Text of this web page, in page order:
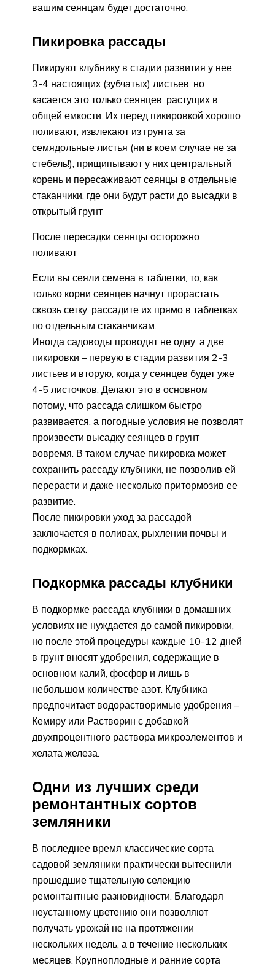
вашим сеянцам будет достаточно.
Пикировка рассады
Пикируют клубнику в стадии развития у нее
3-4 настоящих (зубчатых) листьев, но
касается это только сеянцев, растущих в
общей емкости. Их перед пикировкой хорошо
поливают, извлекают из грунта за
семядольные листья (ни в коем случае не за
стебель!), прищипывают у них центральный
корень и пересаживают сеянцы в отдельные
стаканчики, где они будут расти до высадки в
открытый грунт
После пересадки сеянцы осторожно
поливают
Если вы сеяли семена в таблетки, то, как
только корни сеянцев начнут прорастать
сквозь сетку, рассадите их прямо в таблетках
по отдельным стаканчикам.
Иногда садоводы проводят не одну, а две
пикировки – первую в стадии развития 2-3
листьев и вторую, когда у сеянцев будет уже
4-5 листочков. Делают это в основном
потому, что рассада слишком быстро
развивается, а погодные условия не позволят
произвести высадку сеянцев в грунт
вовремя. В таком случае пикировка может
сохранить рассаду клубники, не позволив ей
перерасти и даже несколько притормозив ее
развитие.
После пикировки уход за рассадой
заключается в поливах, рыхлении почвы и
подкормках.
Подкормка рассады клубники
В подкормке рассада клубники в домашних
условиях не нуждается до самой пикировки,
но после этой процедуры каждые 10-12 дней
в грунт вносят удобрения, содержащие в
основном калий, фосфор и лишь в
небольшом количестве азот. Клубника
предпочитает водорастворимые удобрения –
Кемиру или Растворин с добавкой
двухпроцентного раствора микроэлементов и
хелата железа.
Одни из лучших среди
ремонтантных сортов
земляники
В последнее время классические сорта
садовой земляники практически вытеснили
прошедшие тщательную селекцию
ремонтантные разновидности. Благодаря
неустанному цветению они позволяют
получать урожай не на протяжении
нескольких недель, а в течение нескольких
месяцев. Крупноплодные и ранние сорта